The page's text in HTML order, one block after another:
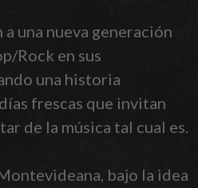
una nueva generación
Rock en sus
una historia
frescas que invitan
de la música tal cual es.
bajo la idea